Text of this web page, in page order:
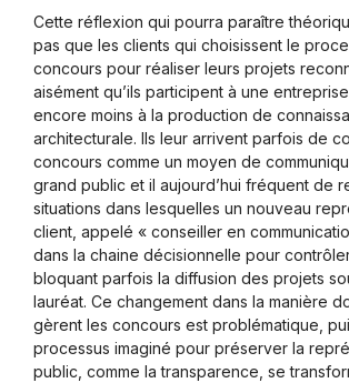
Cette réflexion qui pourra paraître
pas que les clients qui choisissent le
concours pour réaliser leurs projets
aisément qu’ils participent à une
encore moins à la production de
architecturale. Ils leur arrivent parfois de
concours comme un moyen de
grand public et il aujourd’hui fréquent de
situations dans lesquelles un nouveau
client, appelé « conseiller en
dans la chaine décisionnelle pour
bloquant parfois la diffusion des projets
lauréat. Ce changement dans la manière
gèrent les concours est problématique,
processus imaginé pour préserver la
public, comme la transparence, se